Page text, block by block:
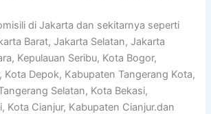
di Jakarta dan sekitarnya seperti
Barat, Jakarta Selatan, Jakarta
Kepulauan Seribu, Kota Bogor,
Kota Depok, Kabupaten Tangerang Kota,
Selatan, Kota Bekasi,
Kota Cianjur, Kabupaten Cianjur.dan